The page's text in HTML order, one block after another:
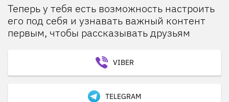
Теперь у тебя есть возможность настроить
его под себя и узнавать важный контент
первым, чтобы рассказывать друзьям
VIBER
TELEGRAM